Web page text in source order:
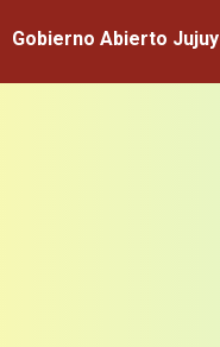
Gobierno Abierto Jujuy